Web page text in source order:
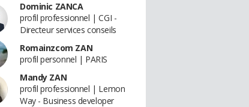
Dominic ZANCA
profil professionnel | CGI -
Directeur services conseils
Romainzcom ZAN
profil personnel | PARIS
Mandy ZAN
profil professionnel | Lemon
Way - Business developer